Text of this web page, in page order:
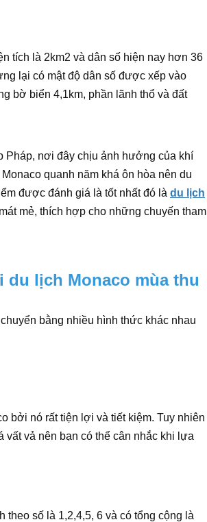
tích là 2km2 và dân số hiện nay hơn 36
lại có mật độ dân số được xếp vào
bờ biển 4,1km, phần lãnh thổ và đất
Pháp, nơi đây chịu ảnh hưởng của khí
quanh năm khá ôn hòa nên du
được đánh giá là tốt nhất đó là du lịch
mẻ, thích hợp cho những chuyến tham
lịch Monaco mùa thu
bằng nhiều hình thức khác nhau
bởi nó rất tiện lợi và tiết kiệm. Tuy nhiên
vất vả nên bạn có thể cân nhắc khi lựa
số là 1,2,4,5, 6 và có tổng cộng là